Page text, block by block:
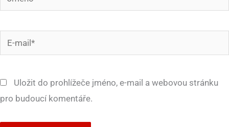
mail*
Uložit do prohlížeče jméno, e-mail a webovou stránku
pro budoucí komentáře.